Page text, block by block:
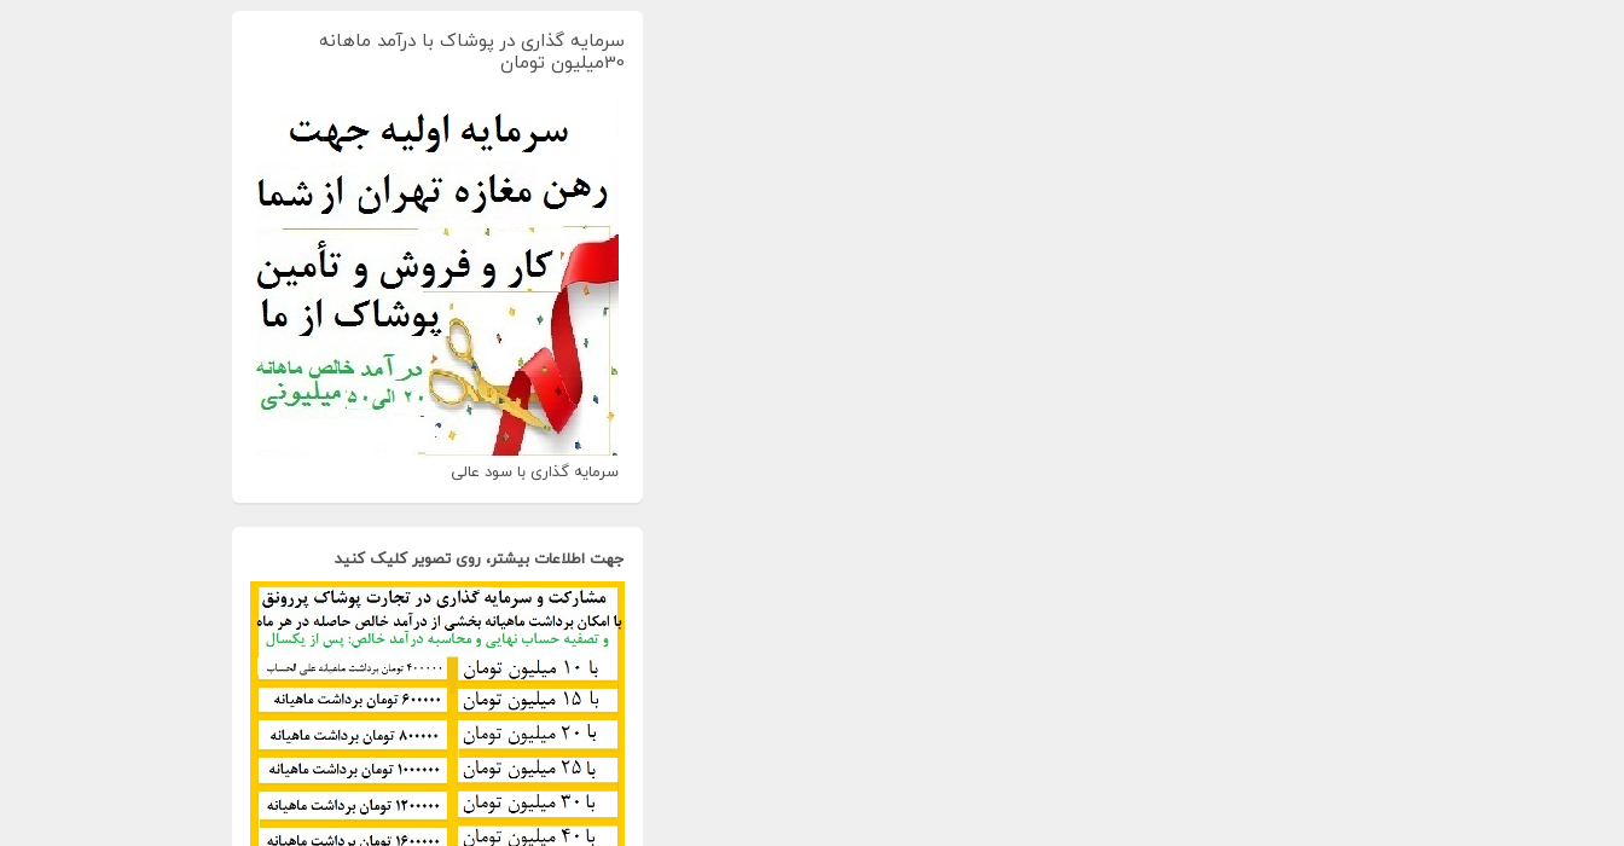
سرمایه گذاری در پوشاک با درآمد ماهانه
30میلیون تومان
سرمایه گذاری با سود عالی
جهت اطلاعات بیشتر، روی تصویر کلیک کنید